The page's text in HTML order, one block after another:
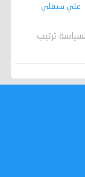
علي سيقلي
ترتيب